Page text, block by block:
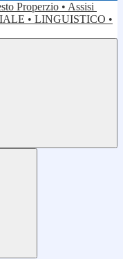
Properzio • Assisi
• LINGUISTICO •